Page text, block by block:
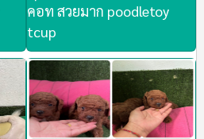
คอท สวยมาก poodletoy
tcup